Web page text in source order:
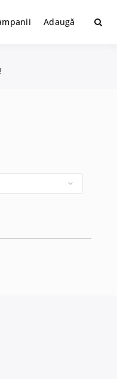
Adaugă